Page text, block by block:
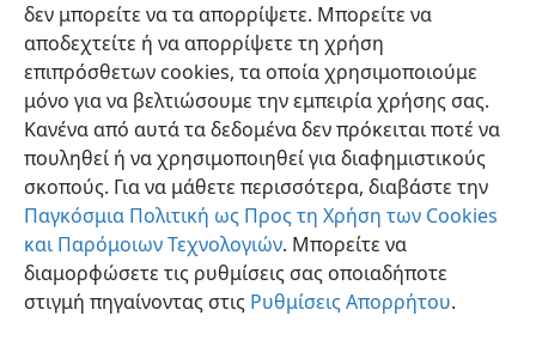
δεν μπορείτε να τα απορρίψετε. Μπορείτε να
αποδεχτείτε ή να απορρίψετε τη χρήση
επιπρόσθετων cookies, τα οποία χρησιμοποιούμε
μόνο για να βελτιώσουμε την εμπειρία χρήσης σας.
Κανένα από αυτά τα δεδομένα δεν πρόκειται ποτέ να
πουληθεί ή να χρησιμοποιηθεί για διαφημιστικούς
σκοπούς. Για να μάθετε περισσότερα, διαβάστε την
Παγκόσμια Πολιτική ως Προς τη Χρήση των Cookies
και Παρόμοιων Τεχνολογιών. Μπορείτε να
διαμορφώσετε τις ρυθμίσεις σας οποιαδήποτε
στιγμή πηγαίνοντας στις Ρυθμίσεις Απορρήτου.
Ελληνική Κοινή Χρήση Προτιμήσεις
Copyright© 2026 Watch Tower Bible and Tract Society of Pennsylvania
Όροι Χρήσης Πολιτική Απορρήτου
Ρυθμίσεις Απορρήτου
JW.ORG
Σύνδεση